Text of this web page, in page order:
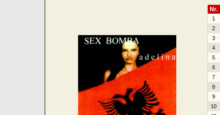
Nr.
1
2
3
4
5
6
7
8
9
10